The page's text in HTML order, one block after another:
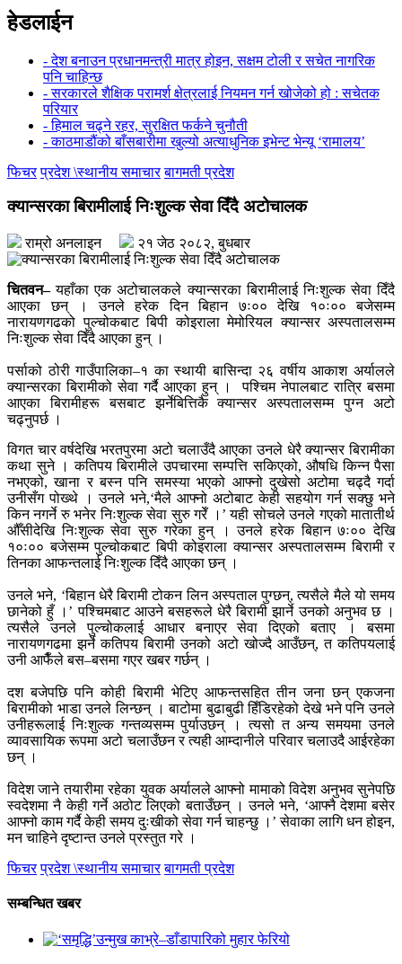
हेडलाईन
- देश बनाउन प्रधानमन्त्री मात्र होइन, सक्षम टोली र सचेत नागरिक
पनि चाहिन्छ
- सरकारले शैक्षिक परामर्श क्षेत्रलाई नियमन गर्न खोजेको हो : सचेतक
परियार
- हिमाल चढ्ने रहर, सुरक्षित फर्कने चुनौती
- काठमाडौंको बाँसबारीमा खुल्यो अत्याधुनिक इभेन्ट भेन्यू ‘रामालय’
फिचर प्रदेश \स्थानीय समाचार बागमती प्रदेश
क्यान्सरका बिरामीलाई निःशुल्क सेवा दिँदै अटोचालक
राम्रो अनलाइन २१ जेठ २०८२, बुधबार
चितवन–यहाँका एक अटोचालकले क्यान्सरका बिरामीलाई निःशुल्क सेवा दिँदै
आएका छन् । उनले हरेक दिन बिहान ७ः०० देखि १०ः०० बजेसम्म
नारायणगढको पुल्चोकबाट बिपी कोइराला मेमोरियल क्यान्सर अस्पतालसम्म
निःशुल्क सेवा दिँदै आएका हुन् ।
पर्साको ठोरी गाउँपालिका–१ का स्थायी बासिन्दा २६ वर्षीय आकाश अर्यालले
क्यान्सरका बिरामीको सेवा गर्दै आएका हुन् । पश्चिम नेपालबाट रात्रि बसमा
आएका बिरामीहरू बसबाट झर्नेबित्तिकै क्यान्सर अस्पतालसम्म पुग्न अटो
चढ्नुपर्छ ।
विगत चार वर्षदेखि भरतपुरमा अटो चलाउँदै आएका उनले धेरै क्यान्सर बिरामीका
कथा सुने । कतिपय बिरामीले उपचारमा सम्पत्ति सकिएको, औषधि किन्न पैसा
नभएको, खाना र बस्न पनि समस्या भएको आफ्नो दुखेसो अटोमा चढ्दै गर्दा
उनीसँग पोख्थे । उनले भने,‘मैले आफ्नो अटोबाट केही सहयोग गर्न सक्छु भने
किन नगर्ने रु भनेर निःशुल्क सेवा सुरु गरेँ ।’ यही सोचले उनले गएको मातातीर्थ
औँसीदेखि निःशुल्क सेवा सुरु गरेका हुन् । उनले हरेक बिहान ७ः०० देखि
१०ः०० बजेसम्म पुल्चोकबाट बिपी कोइराला क्यान्सर अस्पतालसम्म बिरामी र
तिनका आफन्तलाई निःशुल्क दिँदै आएका छन् ।
उनले भने, ‘बिहान धेरै बिरामी टोकन लिन अस्पताल पुग्छन्, त्यसैले मैले यो समय
छानेको हुँ ।’ पश्चिमबाट आउने बसहरूले धेरै बिरामी झार्ने उनको अनुभव छ ।
त्यसैले उनले पुल्चोकलाई आधार बनाएर सेवा दिएको बताए । बसमा
नारायणगढमा झर्ने कतिपय बिरामी उनको अटो खोज्दै आउँछन्, त कतिपयलाई
उनी आफैँले बस–बसमा गएर खबर गर्छन् ।
दश बजेपछि पनि कोही बिरामी भेटिए आफन्तसहित तीन जना छन् एकजना
बिरामीको भाडा उनले लिन्छन् । बाटोमा बुढाबुढी हिँडिरहेको देखे भने पनि उनले
उनीहरूलाई निःशुल्क गन्तव्यसम्म पुर्याउछन् । त्यसो त अन्य समयमा उनले
व्यावसायिक रूपमा अटो चलाउँछन र त्यही आम्दानीले परिवार चलाउदै आईरहेका
छन् ।
विदेश जाने तयारीमा रहेका युवक अर्यालले आफ्नो मामाको विदेश अनुभव सुनेपछि
स्वदेशमा नै केही गर्ने अठोट लिएको बताउँछन् । उनले भने, ‘आफ्नै देशमा बसेर
आफ्नो काम गर्दै केही समय दुःखीको सेवा गर्न चाहन्छु ।’ सेवाका लागि धन होइन,
मन चाहिने दृष्टान्त उनले प्रस्तुत गरे ।
फिचर प्रदेश \स्थानीय समाचार बागमती प्रदेश
सम्बन्धित खबर